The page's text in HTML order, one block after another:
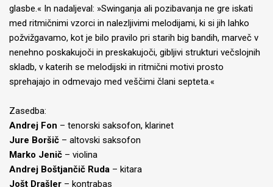
glasbe.« In nadaljeval: »Swinganja ali pozibavanja ne gre iskati
med ritmičnimi vzorci in nalezljivimi melodijami, ki si jih lahko
požvižgavamo, kot je bilo pravilo pri starih big bandih, marveč v
nenehno poskakujoči in preskakujoči, gibljivi strukturi večslojnih
skladb, v katerih se melodijski in ritmični motivi prosto
sprehajajo in odmevajo med veščimi člani septeta.«
Zasedba:
Andrej Fon – tenorski saksofon, klarinet
Jure Boršič – altovski saksofon
Marko Jenič – violina
Andrej Boštjančič Ruda – kitara
Jošt Drašler – kontrabas